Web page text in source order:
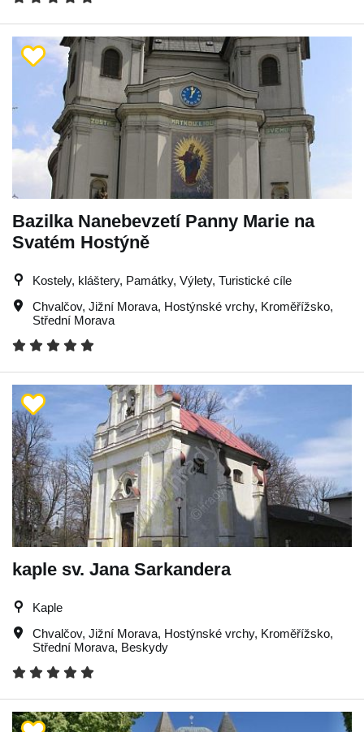
Bazilka Nanebevzetí Panny Marie na
Svatém Hostýně
Kostely, kláštery, Památky, Výlety, Turistické cíle
Chvalčov, Jižní Morava, Hostýnské vrchy, Kroměřížsko,
Střední Morava
kaple sv. Jana Sarkandera
Kaple
Chvalčov, Jižní Morava, Hostýnské vrchy, Kroměřížsko,
Střední Morava, Beskydy